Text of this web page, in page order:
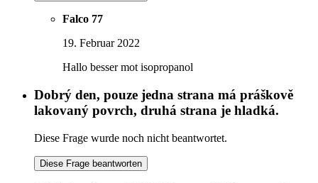
Falco 77
19. Februar 2022
Hallo besser mot isopropanol
Dobrý den, pouze jedna strana má práškově
lakovaný povrch, druhá strana je hladká.
Diese Frage wurde noch nicht beantwortet.
Diese Frage beantworten